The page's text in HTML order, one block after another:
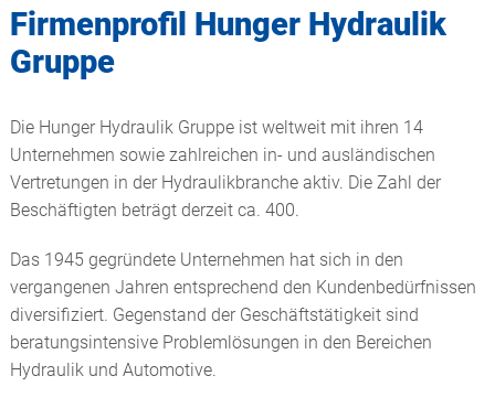
DREHVERTEILER
GELENKLAGER UND -KÖPFE
GLEITLAGERBUCHSEN
HYDRAULIKVENTILE
SCHLEIFMITTEL: HONSTEINE UND
HONWERKZEUGE
HUNGER FAHRZEUGBAU UND MOBILHYDRAULIK
HUNGER MASCHINEN
HUNGER SCHLEIFMITTEL
HUNGER MARKETING
HUNGER HYDRAULICS USA
HUNGER HYDRAULIC UK
HUNGER HYDRAULICS INDIA
Firmenprofil Hunger Hydraulik
Gruppe
Die Hunger Hydraulik Gruppe ist weltweit mit ihren 14
Unternehmen sowie zahlreichen in- und ausländischen
Vertretungen in der Hydraulikbranche aktiv. Die Zahl der
Beschäftigten beträgt derzeit ca. 400.
Das 1945 gegründete Unternehmen hat sich in den
vergangenen Jahren entsprechend den Kundenbedürfnissen
diversifiziert. Gegenstand der Geschäftstätigkeit sind
beratungsintensive Problemlösungen in den Bereichen
Hydraulik und Automotive.